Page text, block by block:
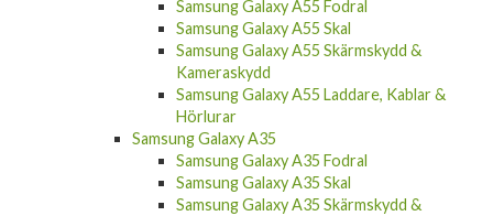
Samsung Galaxy A55 Fodral
Samsung Galaxy A55 Skal
Samsung Galaxy A55 Skärmskydd &
Kameraskydd
Samsung Galaxy A55 Laddare, Kablar &
Hörlurar
Samsung Galaxy A35
Samsung Galaxy A35 Fodral
Samsung Galaxy A35 Skal
Samsung Galaxy A35 Skärmskydd &